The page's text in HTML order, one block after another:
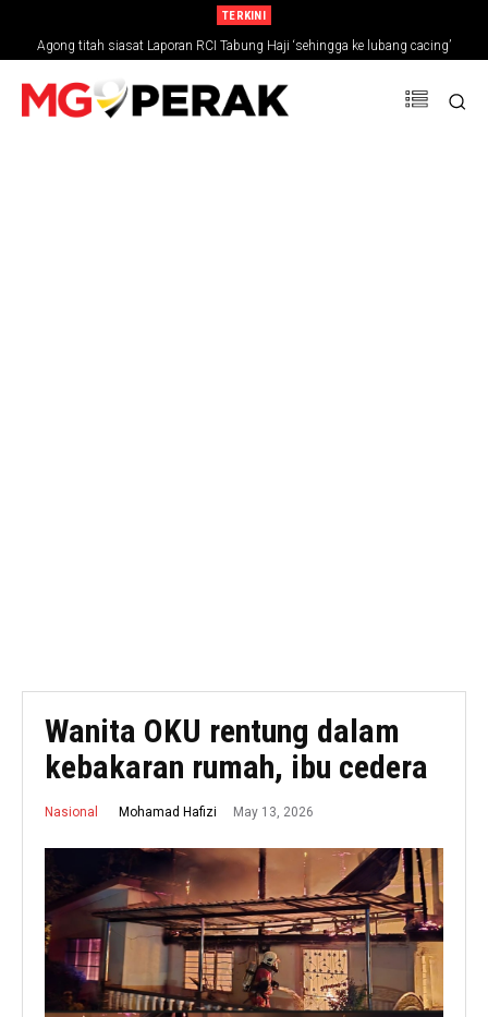
TERKINI
Agong titah siasat Laporan RCI Tabung Haji ‘sehingga ke lubang cacing’
Wanita OKU rentung dalam
kebakaran rumah, ibu cedera
Nasional Mohamad Hafizi May 13, 2026